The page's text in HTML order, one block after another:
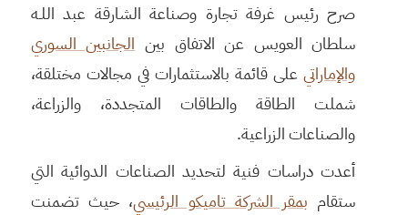
صرح رئيس غرفة تجارة وصناعة الشارقة عبد اللـه
سلطان العويس عن الاتفاق بينالجانبين السوري
والإماراتيعلى قائمة بالاستثمارات في مجالات مختلقة،
شملت الطاقة والطاقات المتجددة، والزراعة،
والصناعات الزراعية.
أعدت دراسات فنية لتحديد الصناعات الدوائية التي
ستقام بمقر الشركة تاميكو الرئيسي، حيث تضمنت